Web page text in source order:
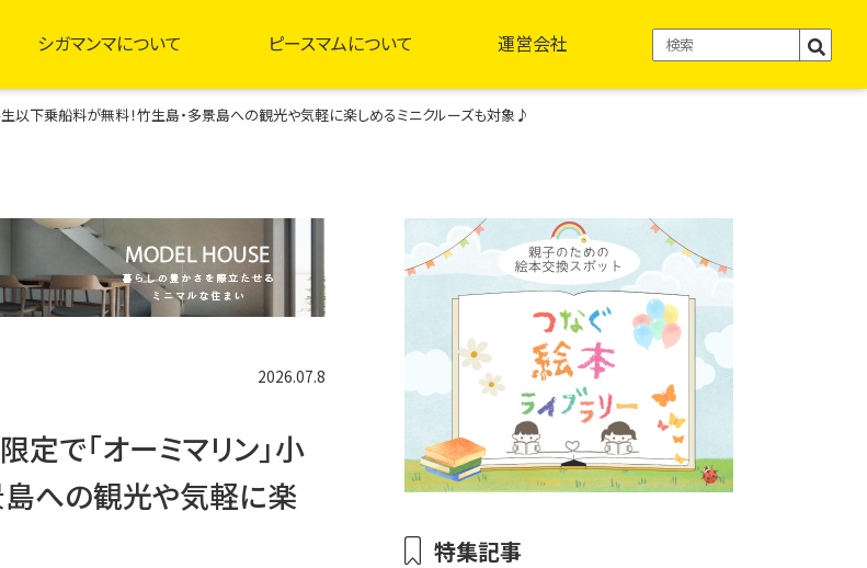
シガマンマについて ピースマムについて 運営会社
以下乗船料が無料！竹生島・多景島への観光や気軽に楽しめるミニクルーズも対象♪
2026.07.8
で「オーミマリン」小
への観光や気軽に楽
特集記事